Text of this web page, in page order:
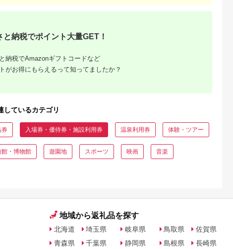
ユの丘 回数券
:31,000円
鯖江産 高級めがね引
寄付金額:100,000 円
【恩納村】JTBふるさ
【ふるさと納税】渋
と納税でポイント大量GET！
納税でAmazonギフトコードなど
がお得にもらえるって知ってましたか？
しているカテゴリ
券 入場券・優待券・施設利用券 温泉利用券 体験・ツアー
館・博物館 遊園地 スポーツ 映画 音楽
地域から返礼品を探す
北海道
青森県
埼玉県
千葉県
岐阜県
静岡県
鳥取県
島根県
佐賀県
長崎県